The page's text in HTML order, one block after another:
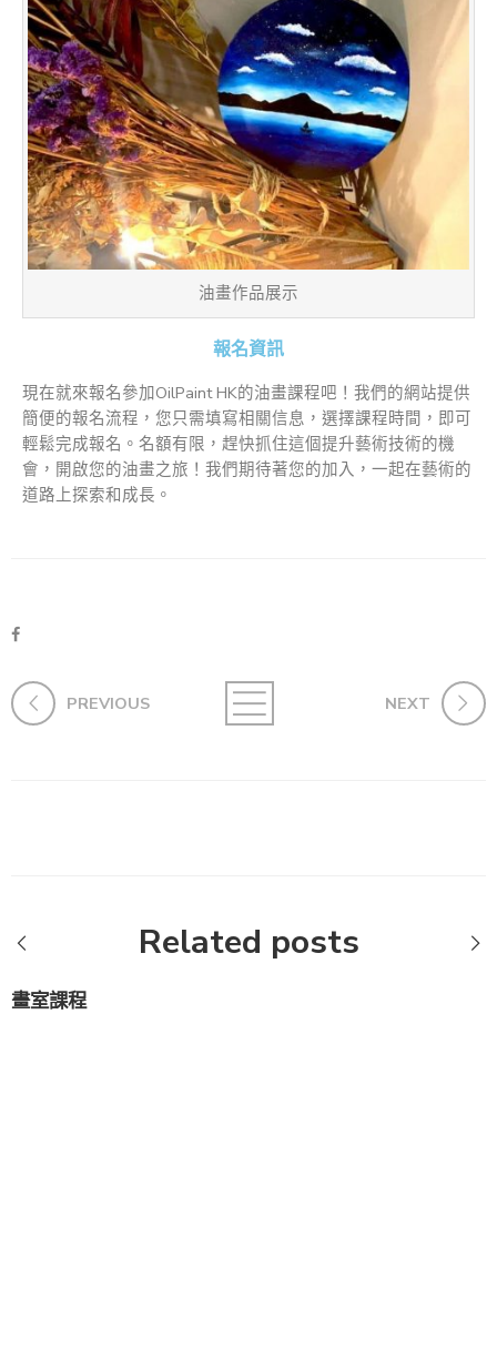
油畫作品展示
報名資訊
現在就來報名參加OilPaint HK的油畫課程吧！我們的網站提供
簡便的報名流程，您只需填寫相關信息，選擇課程時間，即可
輕鬆完成報名。名額有限，趕快抓住這個提升藝術技術的機
會，開啟您的油畫之旅！我們期待著您的加入，一起在藝術的
道路上探索和成長。
PREVIOUS NEXT
Related posts
畫室課程